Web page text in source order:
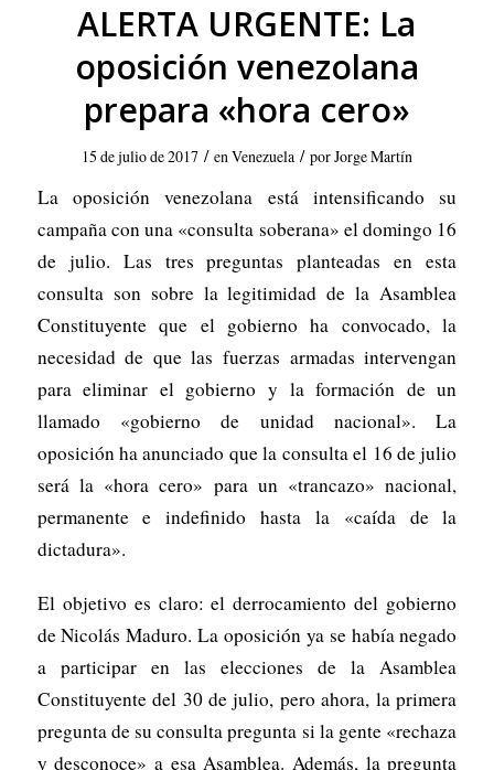
ALERTA URGENTE: La
oposición venezolana
prepara «hora cero»
15 de julio de 2017 / enVenezuela / porJorge Martín
La oposición venezolana está intensificando su
campaña con una «consulta soberana» el domingo 16
de julio. Las tres preguntas planteadas en esta
consulta son sobre la legitimidad de la Asamblea
Constituyente que el gobierno ha convocado, la
necesidad de que las fuerzas armadas intervengan
para eliminar el gobierno y la formación de un
llamado «gobierno de unidad nacional». La
oposición ha anunciado que la consulta el 16 de julio
será la «hora cero» para un «trancazo» nacional,
permanente e indefinido hasta la «caída de la
dictadura».
El objetivo es claro: el derrocamiento del gobierno
de Nicolás Maduro. La oposición ya se había negado
a participar en las elecciones de la Asamblea
Constituyente del 30 de julio, pero ahora, la primera
pregunta de su consulta pregunta si la gente «rechaza
y desconoce» a esa Asamblea. Además, la pregunta